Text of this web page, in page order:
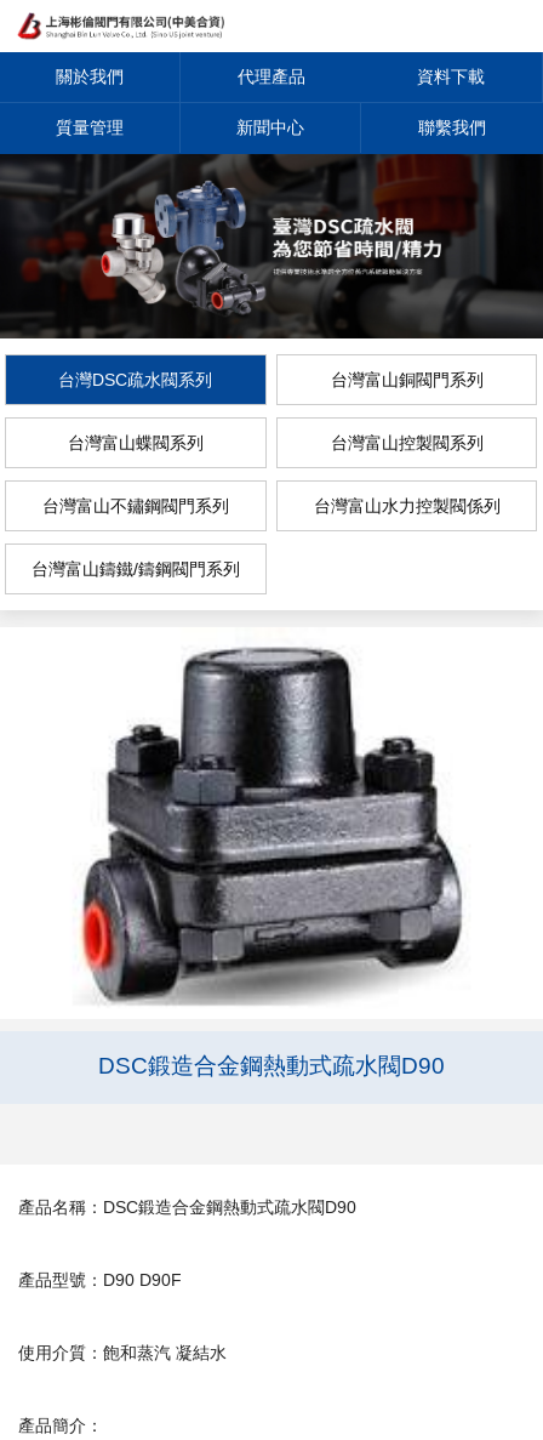
關於我們 代理產品 資料下載
質量管理 新聞中心 聯繫我們
台灣DSC疏水閥系列 台灣富山銅閥門系列
台灣富山蝶閥系列 台灣富山控製閥系列
台灣富山不鏽鋼閥門系列 台灣富山水力控製閥係列
台灣富山鑄鐵/鑄鋼閥門系列
DSC鍛造合金鋼熱動式疏水閥D90
產品名稱：DSC鍛造合金鋼熱動式疏水閥D90
產品型號：D90 D90F
使用介質：飽和蒸汽 凝結水
產品簡介：